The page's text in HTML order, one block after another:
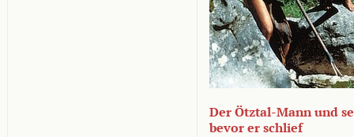
Der Ötztal-Mann und
bevor er schlief